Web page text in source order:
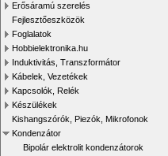
Erősáramú szerelés
Fejlesztőeszközök
Foglalatok
Hobbielektronika.hu
Induktivitás, Transzformátor
Kábelek, Vezetékek
Kapcsolók, Relék
Készülékek
Kishangszórók, Piezók, Mikrofonok
Kondenzátor
Bipolár elektrolit kondenzátorok